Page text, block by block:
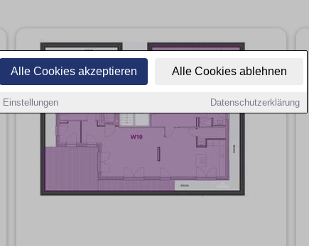
Alle Cookies akzeptieren Alle Cookies ablehnen
Einstellungen Datenschutzerklärung